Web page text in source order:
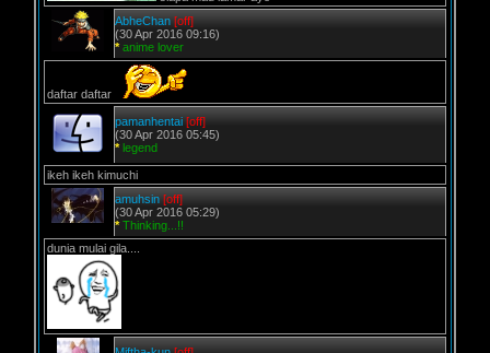
AbheChan [off]
(30 Apr 2016 09:16)
* anime lover
daftar daftar
pamanhentai [off]
(30 Apr 2016 05:45)
* legend
ikeh ikeh kimuchi
amuhsin [off]
(30 Apr 2016 05:29)
* Thinking...!!
dunia mulai gila....